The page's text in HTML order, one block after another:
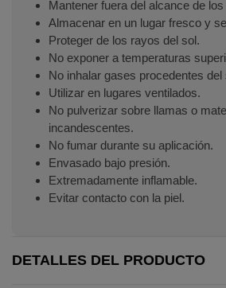
Mantener fuera del alcance de los
Almacenar en un lugar fresco y
Proteger de los rayos del sol.
No exponer a temperaturas
No inhalar gases procedentes del
Utilizar en lugares ventilados.
No pulverizar sobre llamas o
incandescentes.
No fumar durante su aplicación.
Envasado bajo presión.
Extremadamente inflamable.
Evitar contacto con la piel.
DETALLES DEL PRODUCTO